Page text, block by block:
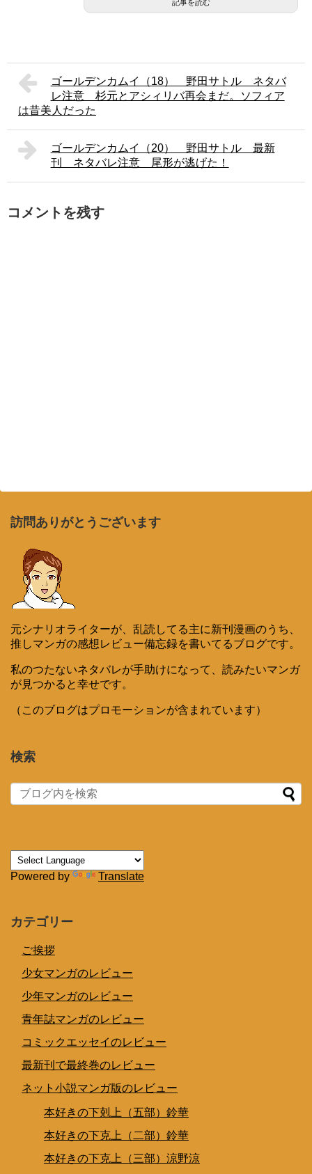
記事を読む
ゴールデンカムイ（18） 野田サトル ネタバ
レ注意 杉元とアシィリバ再会まだ。ソフィア
は昔美人だった
ゴールデンカムイ（20） 野田サトル 最新
刊 ネタバレ注意 尾形が逃げた！
コメントを残す
訪問ありがとうございます
元シナリオライターが、乱読してる主に新刊漫画のうち、
推しマンガの感想レビュー備忘録を書いてるブログです。
私のつたないネタバレが手助けになって、読みたいマンガ
が見つかると幸せです。
（このブログはプロモーションが含まれています）
検索
Powered by Translate
カテゴリー
ご挨拶
少女マンガのレビュー
少年マンガのレビュー
青年誌マンガのレビュー
コミックエッセイのレビュー
最新刊で最終巻のレビュー
ネット小説マンガ版のレビュー
本好きの下剋上（五部）鈴華
本好きの下克上（二部）鈴華
本好きの下克上（三部）涼野涼